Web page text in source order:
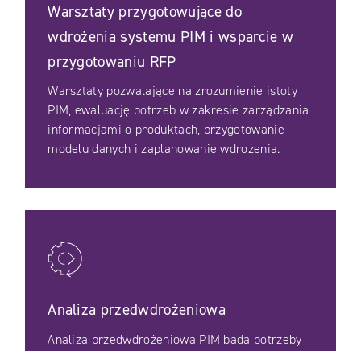
Warsztaty przygotowujące do
wdrożenia systemu PIM i wsparcie w
przygotowaniu RFP
Warsztaty pozwalające na zrozumienie istoty
PIM, ewaluację potrzeb w zakresie zarządzania
informacjami o produktach, przygotowanie
modelu danych i zaplanowanie wdrożenia.
Analiza przedwdrożeniowa
Analiza przedwdrożeniowa PIM bada potrzeby